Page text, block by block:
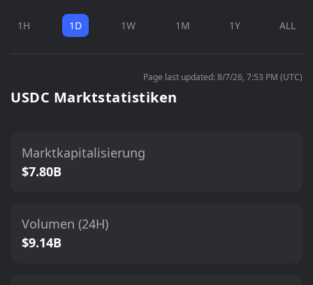
1H 1D 1W 1M 1Y ALL
Page last updated: 8/7/26, 7:53 PM (UTC)
USDC Marktstatistiken
Marktkapitalisierung
$7.80B
Volumen (24H)
$9.14B